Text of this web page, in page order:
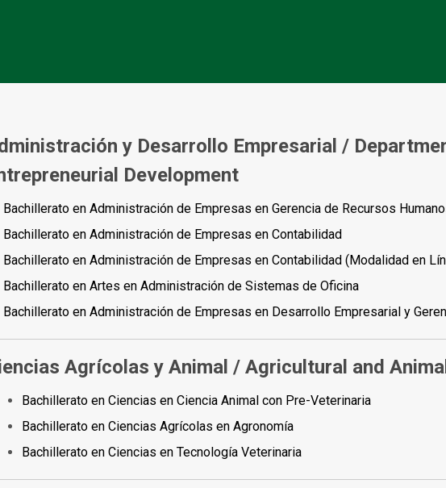
y Desarrollo Empresarial /
Development
Bachillerato en Administración de Empresas en Gerencia de Recursos
Bachillerato en Administración de Empresas en Contabilidad
Bachillerato en Administración de Empresas en Contabilidad (Modalidad en
Bachillerato en Artes en Administración de Sistemas de Oficina
Bachillerato en Administración de Empresas en Desarrollo Empresarial y
Agrícolas y Animal / Agricultural and
Bachillerato en Ciencias en Ciencia Animal con Pre-Veterinaria
Bachillerato en Ciencias Agrícolas en Agronomía
Bachillerato en Ciencias en Tecnología Veterinaria